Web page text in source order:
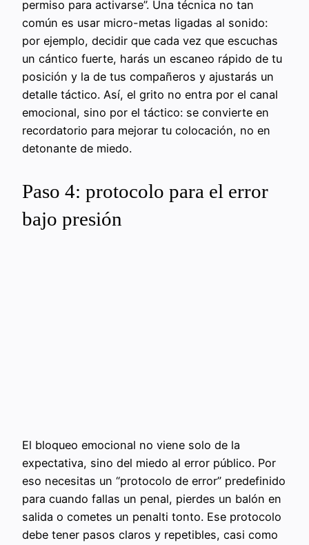
permiso para activarse”. Una técnica no tan
común es usar micro-metas ligadas al sonido:
por ejemplo, decidir que cada vez que escuchas
un cántico fuerte, harás un escaneo rápido de tu
posición y la de tus compañeros y ajustarás un
detalle táctico. Así, el grito no entra por el canal
emocional, sino por el táctico: se convierte en
recordatorio para mejorar tu colocación, no en
detonante de miedo.
Paso 4: protocolo para el error
bajo presión
El bloqueo emocional no viene solo de la
expectativa, sino del miedo al error público. Por
eso necesitas un “protocolo de error” predefinido
para cuando fallas un penal, pierdes un balón en
salida o cometes un penalti tonto. Ese protocolo
debe tener pasos claros y repetibles, casi como